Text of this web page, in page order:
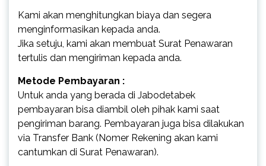
Kami akan menghitungkan biaya dan segera
menginformasikan kepada anda.
Jika setuju, kami akan membuat Surat Penawaran
tertulis dan mengiriman kepada anda.
Metode Pembayaran :
Untuk anda yang berada di Jabodetabek
pembayaran bisa diambil oleh pihak kami saat
pengiriman barang. Pembayaran juga bisa dilakukan
via Transfer Bank (Nomer Rekening akan kami
cantumkan di Surat Penawaran).